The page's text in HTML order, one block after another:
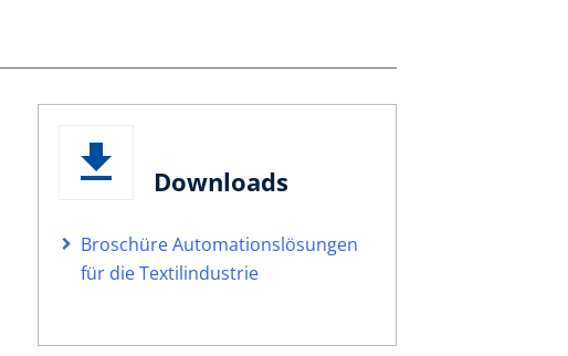
Downloads
Broschüre Automationslösungen
für die Textilindustrie